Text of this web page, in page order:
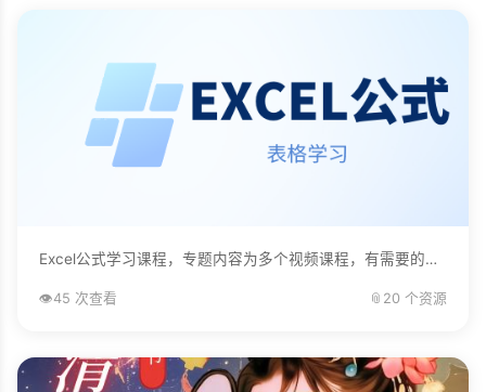
Excel公式学习课程，专题内容为多个视频课程，有需要的自己下载学习。...
👁️45 次查看 📎 20 个资源